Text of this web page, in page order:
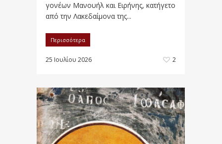
γονέων Μανουήλ και Ειρήνης, κατήγετο
από την Λακεδαίμονα της...
Περισσότερα
25 Ιουλίου 2026 2